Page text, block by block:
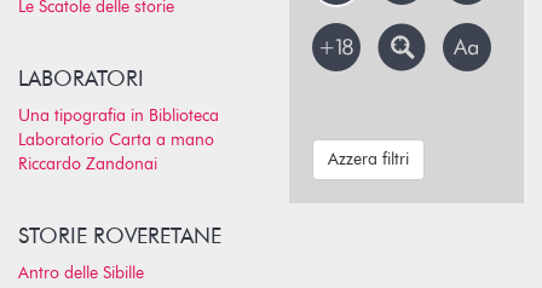
Le Scatole delle storie
LABORATORI
Una tipografia in Biblioteca
Laboratorio Carta a mano
Riccardo Zandonai
STORIE ROVERETANE
Antro delle Sibille
Azzera filtri